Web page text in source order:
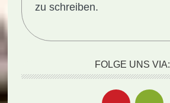
zu schreiben.
FOLGE UNS VIA: